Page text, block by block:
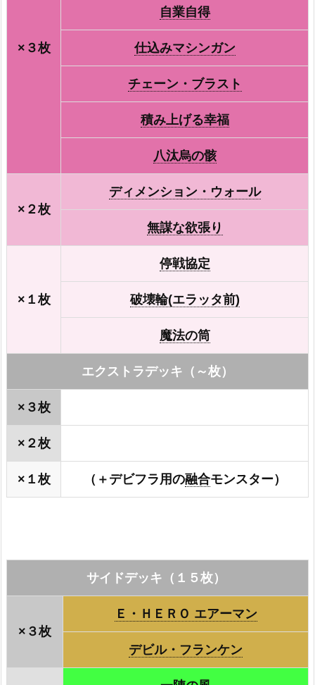
×３枚
自業自得
仕込みマシンガン
チェーン・ブラスト
積み上げる幸福
八汰烏の骸
×２枚
ディメンション・ウォール
無謀な欲張り
×１枚
停戦協定
破壊輪(エラッタ前)
魔法の筒
エクストラデッキ（～枚）
×３枚
×２枚
×１枚 （＋デビフラ用の融合モンスター）
サイドデッキ（１５枚）
×３枚
Ｅ・ＨＥＲＯ エアーマン
デビル・フランケン